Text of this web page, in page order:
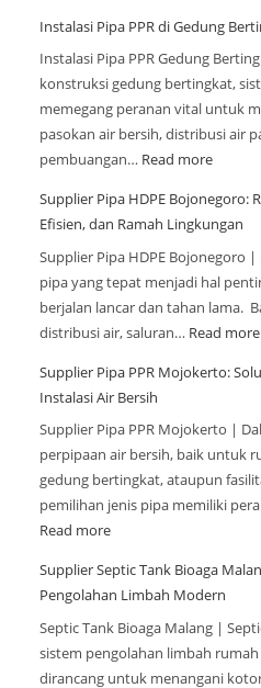
Instalasi Pipa PPR di Gedung
Instalasi Pipa PPR Gedung
konstruksi gedung bertingkat,
memegang peranan vital untuk
pasokan air bersih, distribusi air
pembuangan… Read more
Supplier Pipa HDPE Bojonegoro:
Efisien, dan Ramah Lingkungan
Supplier Pipa HDPE Bojonegoro
pipa yang tepat menjadi hal
berjalan lancar dan tahan lama.
distribusi air, saluran… Read more
Supplier Pipa PPR Mojokerto:
Instalasi Air Bersih
Supplier Pipa PPR Mojokerto |
perpipaan air bersih, baik untuk
gedung bertingkat, ataupun
pemilihan jenis pipa memiliki
Read more
Supplier Septic Tank Bioaga
Pengolahan Limbah Modern
Septic Tank Bioaga Malang |
sistem pengolahan limbah
dirancang untuk menangani